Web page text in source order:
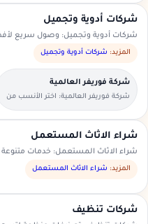
شركات أدوية وتجميل
شركات أدوية وتجميل: وصول سريع
المزيد: شركات أدوية وتجميل
شركة فوريفر العالمية
شركة فوريفر العالمية: اختر الأنسب من
العروض المتاحة في منطقتك.
شراء الاثاث المستعمل
شراء الاثاث المستعمل: خدمات
المزيد: شراء الاثاث المستعمل
شركات تنظيف